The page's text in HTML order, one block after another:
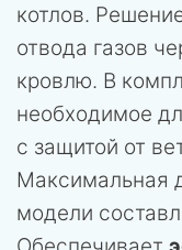
котлов.
отвода газов
кровлю. В
необходимое
с защитой от
Максимальная
модели